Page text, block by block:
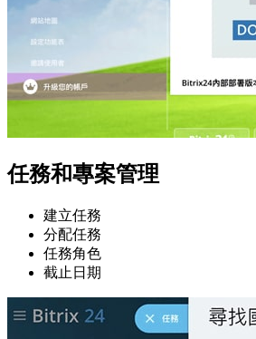
任務和專案管理
建立任務
分配任務
任務角色
截止日期